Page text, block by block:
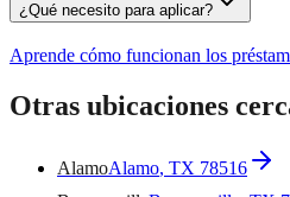
¿Qué necesito para aplicar?
Aprende cómo funcionan los
Otras ubicaciones
AlamoAlamo, TX 78516